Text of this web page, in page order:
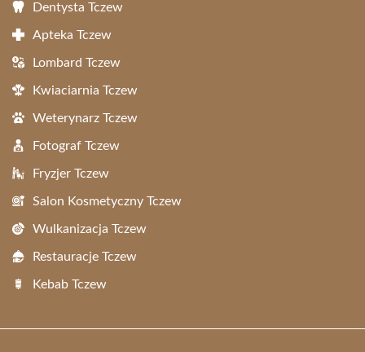
Dentysta Tczew
Apteka Tczew
Lombard Tczew
Kwiaciarnia Tczew
Weterynarz Tczew
Fotograf Tczew
Fryzjer Tczew
Salon Kosmetyczny Tczew
Wulkanizacja Tczew
Restauracje Tczew
Kebab Tczew